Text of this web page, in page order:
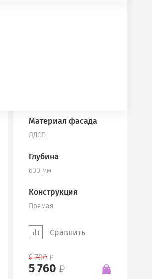
Материал фасада
ЛДСП
Глубина
600 мм
Конструкция
Прямая
Сравнить
9 700
5 760